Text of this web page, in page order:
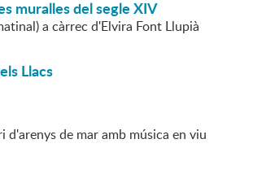
muralles del segle XIV
a càrrec d'Elvira Font Llupià
Llacs
de mar amb música en viu